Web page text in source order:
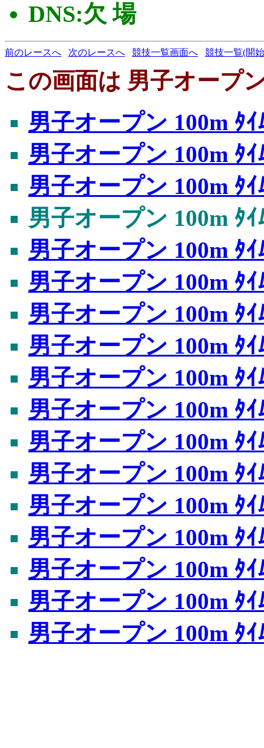
DNS:欠 場
前のレースへ 次のレースへ 競技一覧画面へ 競技一覧(開
この画面は 男子オープ
男子オープン 100m ﾀｲ
男子オープン 100m ﾀｲ
男子オープン 100m ﾀｲ
男子オープン 100m ﾀｲ
男子オープン 100m ﾀｲ
男子オープン 100m ﾀｲ
男子オープン 100m ﾀｲ
男子オープン 100m ﾀｲ
男子オープン 100m ﾀｲ
男子オープン 100m ﾀｲ
男子オープン 100m ﾀｲ
男子オープン 100m ﾀｲ
男子オープン 100m ﾀｲ
男子オープン 100m ﾀｲ
男子オープン 100m ﾀｲ
男子オープン 100m ﾀｲ
男子オープン 100m ﾀｲ